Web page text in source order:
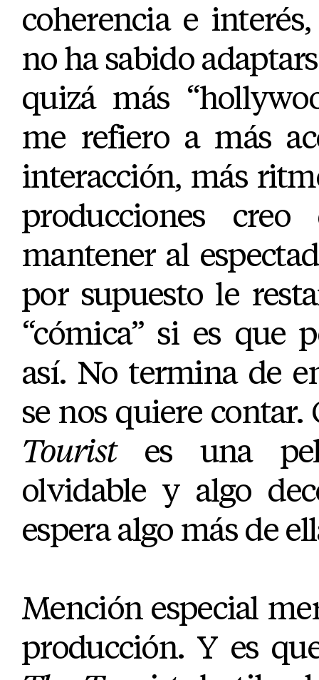
coherencia e
no ha sabido
quizá más
me refiero a más
interacción, más
producciones
mantener al
por supuesto le
“cómica” si es que
así. No termina de
se nos quiere
Touristes una
olvidable y algo
espera algo más de
Mención especial
producción. Y es